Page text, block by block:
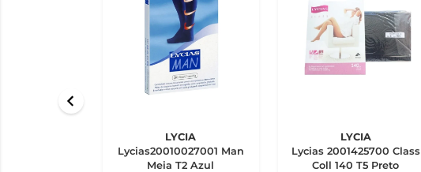
LYCIA
Lycias20010027001 Man
Meia T2 Azul
LYCIA
Lycias 2001425700 Class
Coll 140 T5 Preto